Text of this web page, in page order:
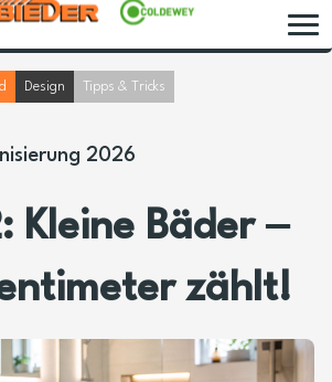
Design Tipps & Tricks
2026
Kleine Bäder ‒
zählt!